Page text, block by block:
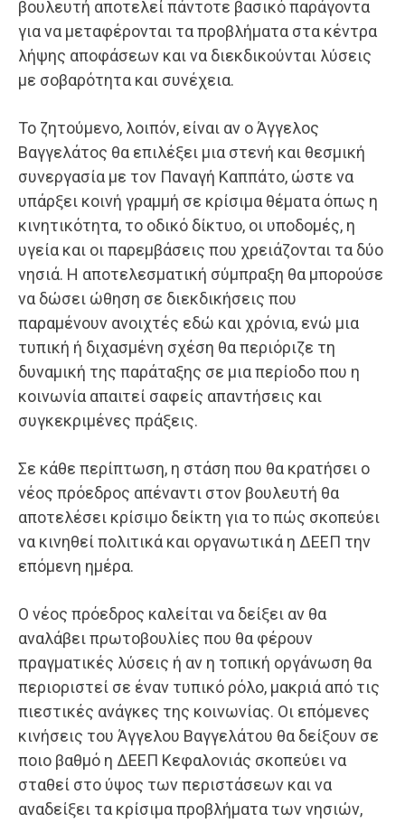
βουλευτή αποτελεί πάντοτε βασικό παράγοντα
για να μεταφέρονται τα προβλήματα στα κέντρα
λήψης αποφάσεων και να διεκδικούνται λύσεις
με σοβαρότητα και συνέχεια.
Το ζητούμενο, λοιπόν, είναι αν ο Άγγελος
Βαγγελάτος θα επιλέξει μια στενή και θεσμική
συνεργασία με τον Παναγή Καππάτο, ώστε να
υπάρξει κοινή γραμμή σε κρίσιμα θέματα όπως η
κινητικότητα, το οδικό δίκτυο, οι υποδομές, η
υγεία και οι παρεμβάσεις που χρειάζονται τα δύο
νησιά. Η αποτελεσματική σύμπραξη θα μπορούσε
να δώσει ώθηση σε διεκδικήσεις που
παραμένουν ανοιχτές εδώ και χρόνια, ενώ μια
τυπική ή διχασμένη σχέση θα περιόριζε τη
δυναμική της παράταξης σε μια περίοδο που η
κοινωνία απαιτεί σαφείς απαντήσεις και
συγκεκριμένες πράξεις.
Σε κάθε περίπτωση, η στάση που θα κρατήσει ο
νέος πρόεδρος απέναντι στον βουλευτή θα
αποτελέσει κρίσιμο δείκτη για το πώς σκοπεύει
να κινηθεί πολιτικά και οργανωτικά η ΔΕΕΠ την
επόμενη ημέρα.
Ο νέος πρόεδρος καλείται να δείξει αν θα
αναλάβει πρωτοβουλίες που θα φέρουν
πραγματικές λύσεις ή αν η τοπική οργάνωση θα
περιοριστεί σε έναν τυπικό ρόλο, μακριά από τις
πιεστικές ανάγκες της κοινωνίας. Οι επόμενες
κινήσεις του Άγγελου Βαγγελάτου θα δείξουν σε
ποιο βαθμό η ΔΕΕΠ Κεφαλονιάς σκοπεύει να
σταθεί στο ύψος των περιστάσεων και να
αναδείξει τα κρίσιμα προβλήματα των νησιών,